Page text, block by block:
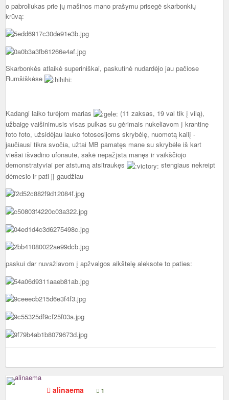
o pabroliukas prie jų mašinos mano prašymu prisegė skarbonkių
krūvą:
Skarbonkės atlaikė superiniškai, paskutinė nudardėjo jau pačiose
Rumšiškėse
Kadangi laiko turėjom marias
(11 zaksas, 19 val tik į vilą),
užbaigę vaišinimusis visas pulkas su gėrimais nukeliavom į krantinę
foto foto, užsidėjau lauko fotosesijoms skrybėlę, nuomotą kailį -
jaučiausi tikra svočia, užtai MB pamatęs mane su skrybėle iš kart
viešai išvadino ufonaute, sakė nepažįsta manęs ir vaikščiojo
demonstratyviai per atstumą atsitraukęs
stengiaus nekreipt
dėmesio ir pati jį gaudžiau
paskui dar nuvažiavom į apžvalgos aikštelę aleksote to paties:
alinaema 1